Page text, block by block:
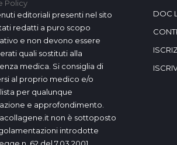
Policy
editoriali presenti nel sito
redatti a puro scopo
e non devono essere
quali sostituti alla
medica. Si consiglia di
al proprio medico e/o
per qualunque
e approfondimento.
non è sottoposto
introdotte
DOC